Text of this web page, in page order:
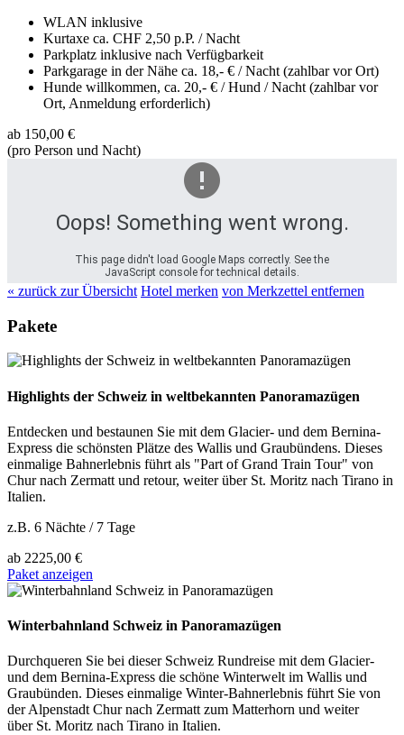
WLAN inklusive
Kurtaxe ca. CHF 2,50 p.P. / Nacht
Parkplatz inklusive nach Verfügbarkeit
Parkgarage in der Nähe ca. 18,- € / Nacht (zahlbar vor Ort)
Hunde willkommen, ca. 20,- € / Hund / Nacht (zahlbar vor
Ort, Anmeldung erforderlich)
ab 150,00 €
(pro Person und Nacht)
Oops! Something went wrong.
This page didn't load Google Maps correctly. See the
JavaScript console for technical details.
« zurück zur Übersicht Hotel merken von Merkzettel entfernen
Pakete
Highlights der Schweiz in weltbekannten Panoramazügen
Entdecken und bestaunen Sie mit dem Glacier- und dem Bernina-
Express die schönsten Plätze des Wallis und Graubündens. Dieses
einmalige Bahnerlebnis führt als "Part of Grand Train Tour" von
Chur nach Zermatt und retour, weiter über St. Moritz nach Tirano in
Italien.
z.B. 6 Nächte / 7 Tage
ab 2225,00 €
Paket anzeigen
Winterbahnland Schweiz in Panoramazügen
Durchqueren Sie bei dieser Schweiz Rundreise mit dem Glacier-
und dem Bernina-Express die schöne Winterwelt im Wallis und
Graubünden. Dieses einmalige Winter-Bahnerlebnis führt Sie von
der Alpenstadt Chur nach Zermatt zum Matterhorn und weiter
über St. Moritz nach Tirano in Italien.